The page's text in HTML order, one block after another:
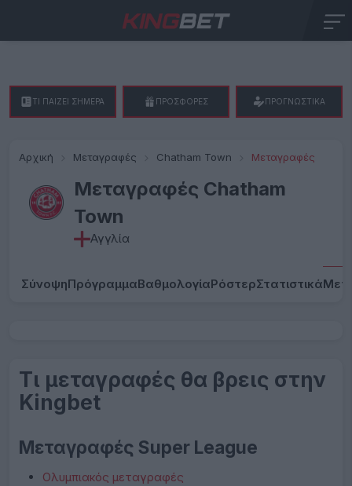
Αρχική Μεταγραφές Chatham Town Μεταγραφές
Μεταγραφές Chatham
Town
Αγγλία
ΣύνοψηΠρόγραμμαΒαθμολογίαΡόστερΣτατιστικά
Τι μεταγραφές θα βρεις στην
Kingbet
Μεταγραφές Super League
Ολυμπιακός μεταγραφές
ΤΙ ΠΑΙΖΕΙ ΣΗΜΕΡΑ ΠΡΟΣΦΟΡΕΣ ΠΡΟΓΝΩΣΤΙΚΑ